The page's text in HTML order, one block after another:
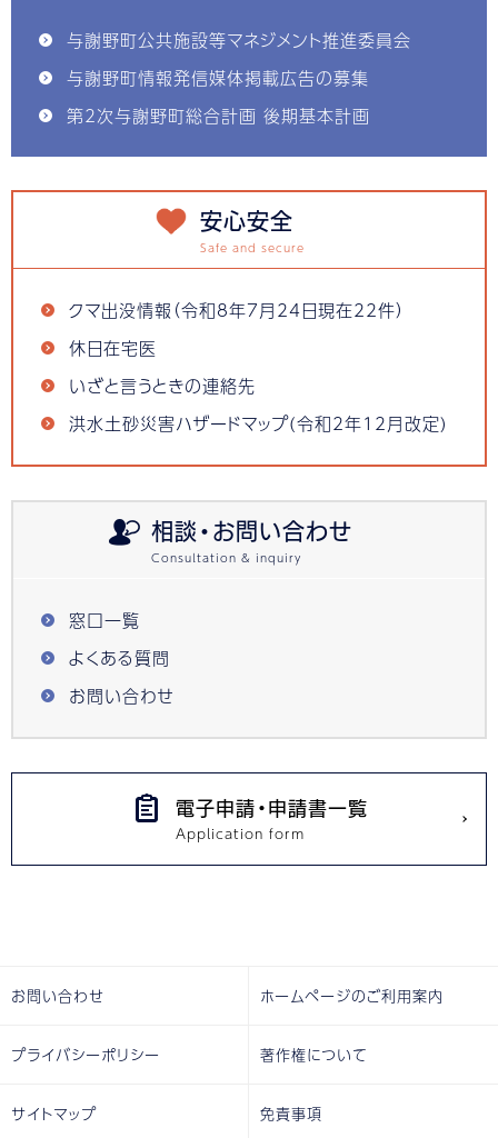
与謝野町公共施設等マネジメント推進委員会
与謝野町情報発信媒体掲載広告の募集
第2次与謝野町総合計画 後期基本計画
安心安全
クマ出没情報（令和8年7月24日現在22件）
休日在宅医
いざと言うときの連絡先
洪水土砂災害ハザードマップ(令和2年12月改定)
相談・お問い合わせ
窓口一覧
よくある質問
お問い合わせ
電子申請・申請書一覧
お問い合わせ ホームページのご利用案内
プライバシーポリシー 著作権について
サイトマップ 免責事項